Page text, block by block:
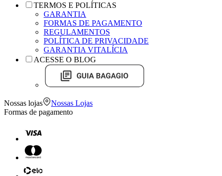
TERMOS E POLÍTICAS
GARANTIA
FORMAS DE PAGAMENTO
REGULAMENTOS
POLÍTICA DE PRIVACIDADE
GARANTIA VITALÍCIA
ACESSE O BLOG
Nossas lojas
Nossas Lojas
Formas de pagamento